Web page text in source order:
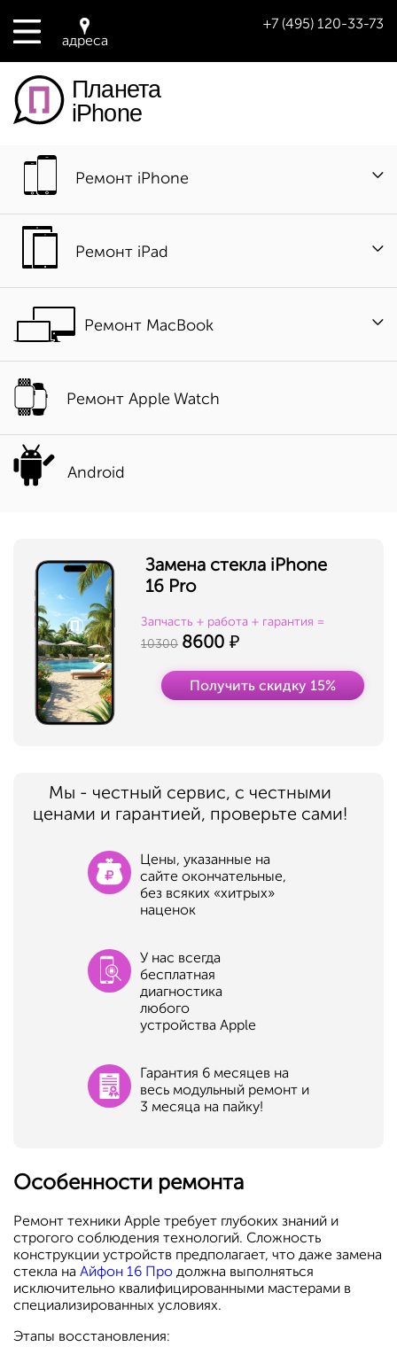
адреса
+7 (495) 120-33-73
Планета
iPhone
Ремонт iPhone
Ремонт iPad
Ремонт MacBook
Ремонт Apple Watch
Android
Замена стекла iPhone
16 Pro
Запчасть + работа + гарантия =
10300 8600
Получить скидку 15%
Мы - честный сервис, с честными
ценами и гарантией, проверьте сами!
Цены, указанные на
сайте окончательные,
без всяких «хитрых»
наценок
У нас всегда
бесплатная
диагностика
любого
устройства Apple
Гарантия 6 месяцев на
весь модульный ремонт и
3 месяца на пайку!
Особенности ремонта
Ремонт техники Apple требует глубоких знаний и
строгого соблюдения технологий. Сложность
конструкции устройств предполагает, что даже замена
стекла на Айфон 16 Про должна выполняться
исключительно квалифицированными мастерами в
специализированных условиях.
Этапы восстановления: